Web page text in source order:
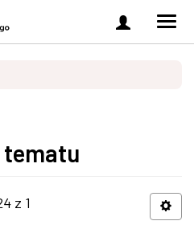
Zaloguj
się
tematu
z 1